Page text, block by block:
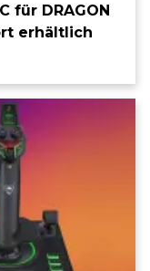
für DRAGON
erhältlich